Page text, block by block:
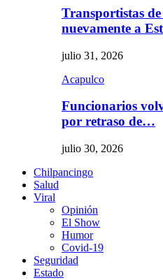
Transportistas
nuevamente a
julio 31, 2026
Acapulco
Funcionarios
por retraso de…
julio 30, 2026
Chilpancingo
Salud
Viral
Opinión
El Show
Humor
Covid-19
Seguridad
Estado